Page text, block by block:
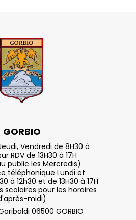
GORBIO
Vendredi de 8H30 à
RDV de 13H30 à 17H
public les Mercredis)
téléphonique Lundi et
à 12h30 et de 13H30 à 17H
scolaires pour les horaires
midi)
06500 GORBIO